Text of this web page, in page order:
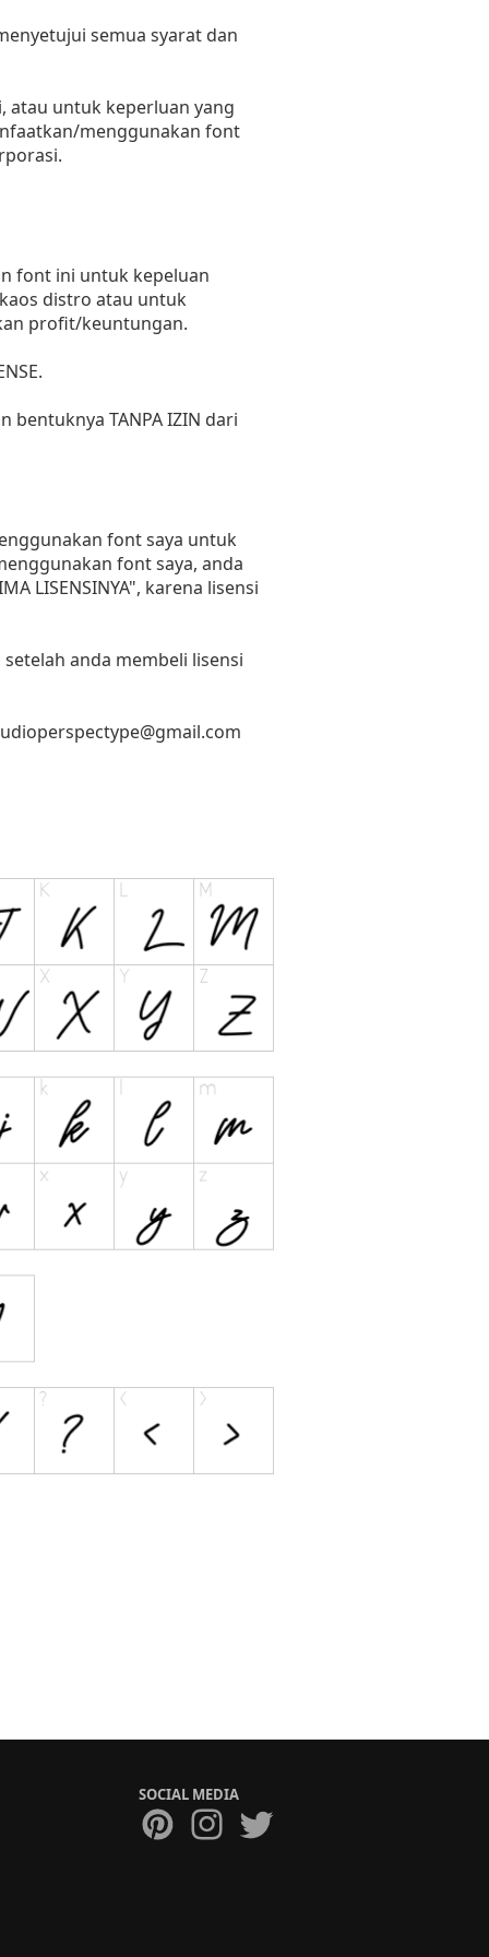
semua syarat dan
atau untuk keperluan yang
menggunakan font
font ini untuk kepeluan
distro atau untuk
profit/keuntungan.
TANPA IZIN dari
font saya untuk
font saya, anda
LISENSINYA", karena lisensi
anda membeli lisensi
SOCIAL MEDIA